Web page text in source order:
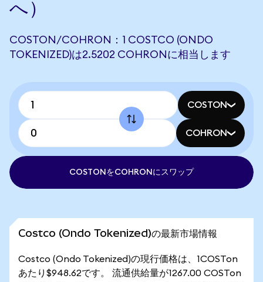
へ）
COSTON/COHRON：1 COSTCO (ONDO
TOKENIZED)は2.5202 COHRONに相当します
COSTON
COHRON
COSTONをCOHRONにスワップ
Costco (Ondo Tokenized)の最新市場情報
Costco (Ondo Tokenized)の現行価格は、1COSTon
あたり$948.62です。 流通供給量が1267.00 COSTon